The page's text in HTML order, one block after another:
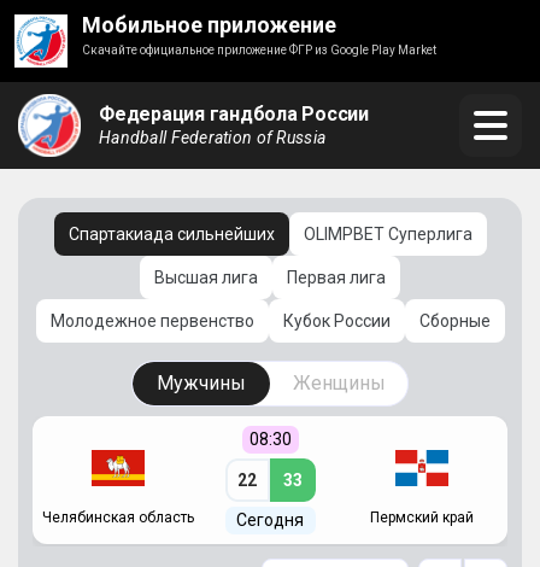
Мобильное приложение
Скачайте официальное приложение ФГР из Google Play Market
Федерация гандбола России
Handball Federation of Russia
Спартакиада сильнейших OLIMPBET Суперлига
Высшая лига Первая лига
Молодежное первенство Кубок России Сборные
Мужчины Женщины
Челябинская область
08:30
22 33
Сегодня Пермский край